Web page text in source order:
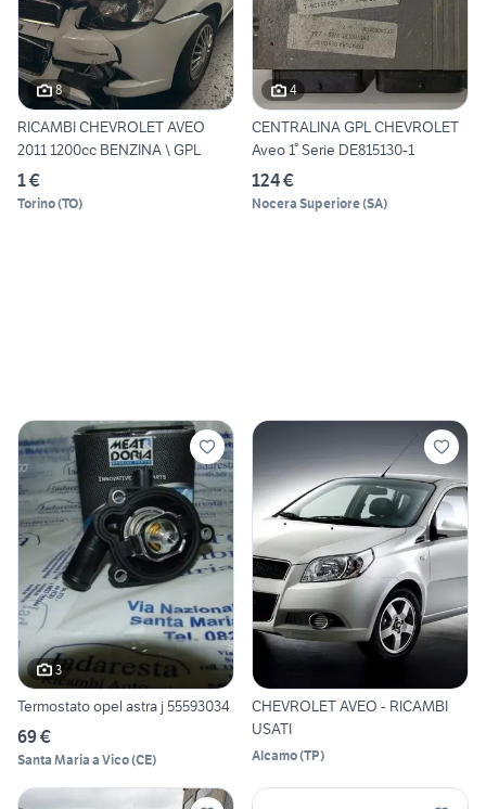
8
RICAMBI CHEVROLET AVEO
2011 1200cc BENZINA \ GPL
1 €
Torino(TO)
4
CENTRALINA GPL CHEVROLET
Aveo 1° Serie DE815130-1
124 €
Nocera Superiore(SA)
3
Termostato opel astra j 55593034
69 €
Santa Maria a Vico(CE)
CHEVROLET AVEO - RICAMBI
USATI
Alcamo(TP)